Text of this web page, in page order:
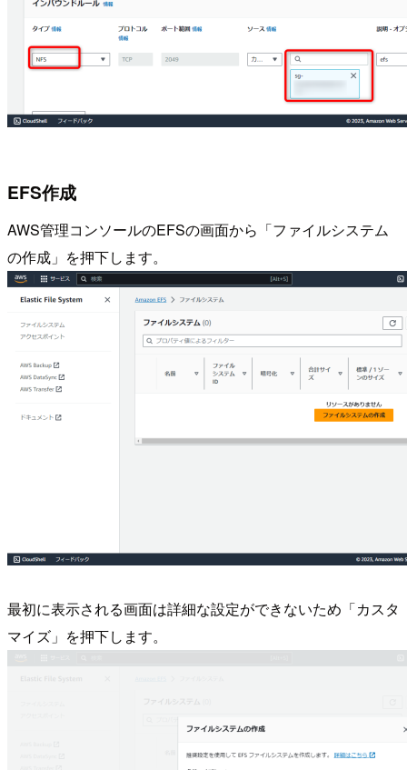
EFS作成
AWS管理コンソールのEFSの画面から「ファイルシステム
の作成」を押下します。
最初に表示される画面は詳細な設定ができないため「カスタ
マイズ」を押下します。